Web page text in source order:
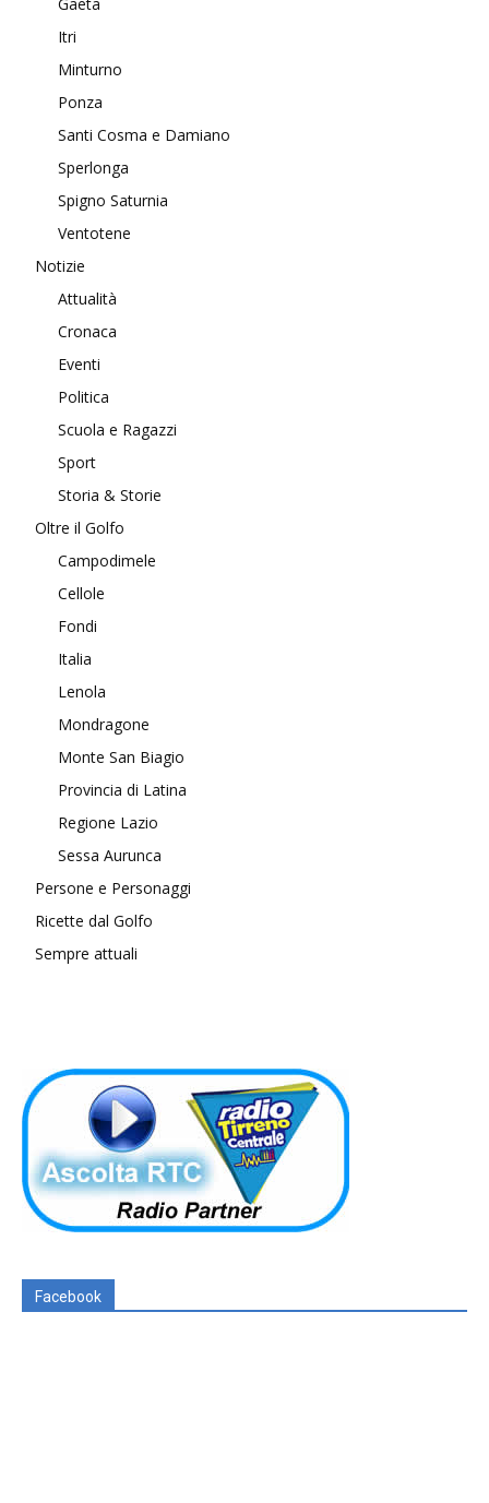
Itri
Minturno
Ponza
Santi Cosma e Damiano
Sperlonga
Spigno Saturnia
Ventotene
Notizie
Attualità
Cronaca
Eventi
Politica
Scuola e Ragazzi
Sport
Storia & Storie
Oltre il Golfo
Campodimele
Cellole
Fondi
Italia
Lenola
Mondragone
Monte San Biagio
Provincia di Latina
Regione Lazio
Sessa Aurunca
Persone e Personaggi
Ricette dal Golfo
Sempre attuali
Facebook